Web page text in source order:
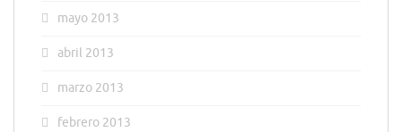
mayo 2013
abril 2013
marzo 2013
febrero 2013